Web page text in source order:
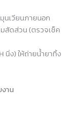
นเวียนภายนอก
สัดส่วน (ตรวจเช็ค
นิ่ง) ให้ถ่ายน้ำยาทิ้ง
าน